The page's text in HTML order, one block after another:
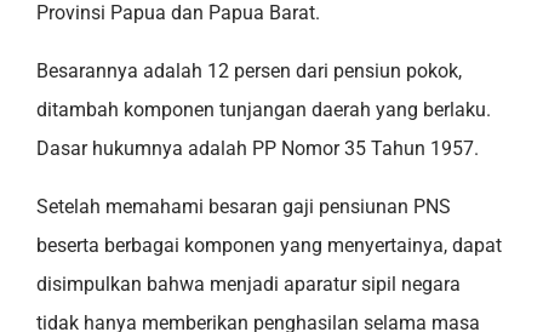
Provinsi Papua dan Papua Barat.
Besarannya adalah 12 persen dari pensiun pokok,
ditambah komponen tunjangan daerah yang berlaku.
Dasar hukumnya adalah PP Nomor 35 Tahun 1957.
Setelah memahami besaran gaji pensiunan PNS
beserta berbagai komponen yang menyertainya, dapat
disimpulkan bahwa menjadi aparatur sipil negara
tidak hanya memberikan penghasilan selama masa